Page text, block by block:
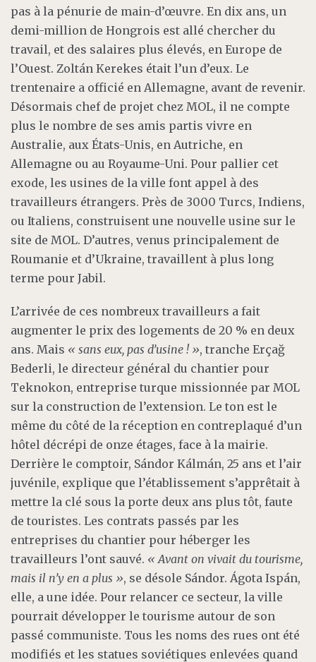
pas à la pénurie de main-d’œuvre. En dix ans, un
demi-million de Hongrois est allé chercher du
travail, et des salaires plus élevés, en Europe de
l’Ouest. Zoltán Kerekes était l’un d’eux. Le
trentenaire a officié en Allemagne, avant de revenir.
Désormais chef de projet chez MOL, il ne compte
plus le nombre de ses amis partis vivre en
Australie, aux États-Unis, en Autriche, en
Allemagne ou au Royaume-Uni. Pour pallier cet
exode, les usines de la ville font appel à des
travailleurs étrangers. Près de 3000 Turcs, Indiens,
ou Italiens, construisent une nouvelle usine sur le
site de MOL. D’autres, venus principalement de
Roumanie et d’Ukraine, travaillent à plus long
terme pour Jabil.
L’arrivée de ces nombreux travailleurs a fait
augmenter le prix des logements de 20 % en deux
ans. Mais « sans eux, pas d’usine ! », tranche Erçağ
Bederli, le directeur général du chantier pour
Teknokon, entreprise turque missionnée par MOL
sur la construction de l’extension. Le ton est le
même du côté de la réception en contreplaqué d’un
hôtel décrépi de onze étages, face à la mairie.
Derrière le comptoir, Sándor Kálmán, 25 ans et l’air
juvénile, explique que l’établissement s’apprêtait à
mettre la clé sous la porte deux ans plus tôt, faute
de touristes. Les contrats passés par les
entreprises du chantier pour héberger les
travailleurs l’ont sauvé. « Avant on vivait du tourisme,
mais il n’y en a plus », se désole Sándor. Ágota Ispán,
elle, a une idée. Pour relancer ce secteur, la ville
pourrait développer le tourisme autour de son
passé communiste. Tous les noms des rues ont été
modifiés et les statues soviétiques enlevées quand